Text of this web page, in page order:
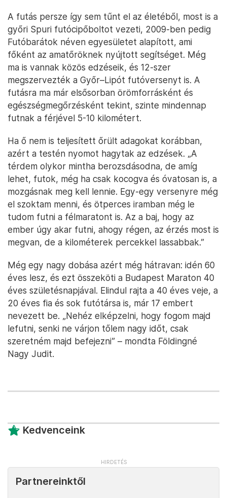
A futás persze így sem tűnt el az életéből, most is a
győri Spuri futócipőboltot vezeti, 2009-ben pedig
Futóbarátok néven egyesületet alapított, ami
főként az amatőröknek nyújtott segítséget. Még
ma is vannak közös edzéseik, és 12-szer
megszervezték a Győr–Lipót futóversenyt is. A
futásra ma már elsősorban örömforrásként és
egészségmegőrzésként tekint, szinte mindennap
futnak a férjével 5-10 kilométert.
Ha ő nem is teljesített őrült adagokat korábban,
azért a testén nyomot hagytak az edzések. „A
térdem olykor mintha berozsdásodna, de amíg
lehet, futok, még ha csak kocogva és óvatosan is, a
mozgásnak meg kell lennie. Egy-egy versenyre még
el szoktam menni, és ötperces iramban még le
tudom futni a félmaratont is. Az a baj, hogy az
ember úgy akar futni, ahogy régen, az érzés most is
megvan, de a kilométerek percekkel lassabbak.”
Még egy nagy dobása azért még hátravan: idén 60
éves lesz, és ezt összeköti a Budapest Maraton 40
éves születésnapjával. Elindul rajta a 40 éves veje, a
20 éves fia és sok futótársa is, már 17 embert
nevezett be. „Nehéz elképzelni, hogy fogom majd
lefutni, senki ne várjon tőlem nagy időt, csak
szeretném majd befejezni” – mondta Földingné
Nagy Judit.
Kedvenceink
Partnereinktől